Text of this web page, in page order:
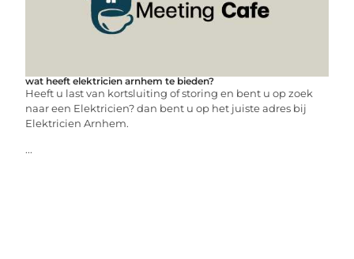
wat heeft elektricien arnhem te bieden?
Heeft u last van kortsluiting of storing en bent u op zoek
naar een Elektricien? dan bent u op het juiste adres bij
Elektricien Arnhem.
...